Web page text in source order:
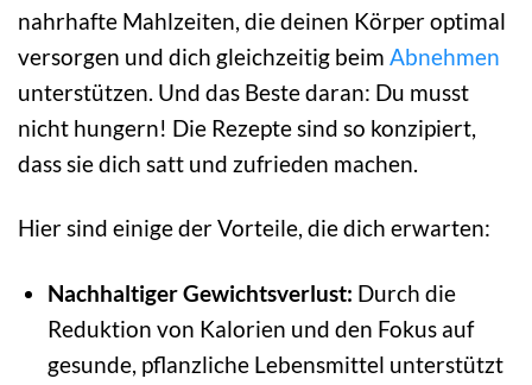
nahrhafte Mahlzeiten, die deinen Körper optimal
versorgen und dich gleichzeitig beim Abnehmen
unterstützen. Und das Beste daran: Du musst
nicht hungern! Die Rezepte sind so konzipiert,
dass sie dich satt und zufrieden machen.
Hier sind einige der Vorteile, die dich erwarten:
Nachhaltiger Gewichtsverlust: Durch die
Reduktion von Kalorien und den Fokus auf
gesunde, pflanzliche Lebensmittel unterstützt